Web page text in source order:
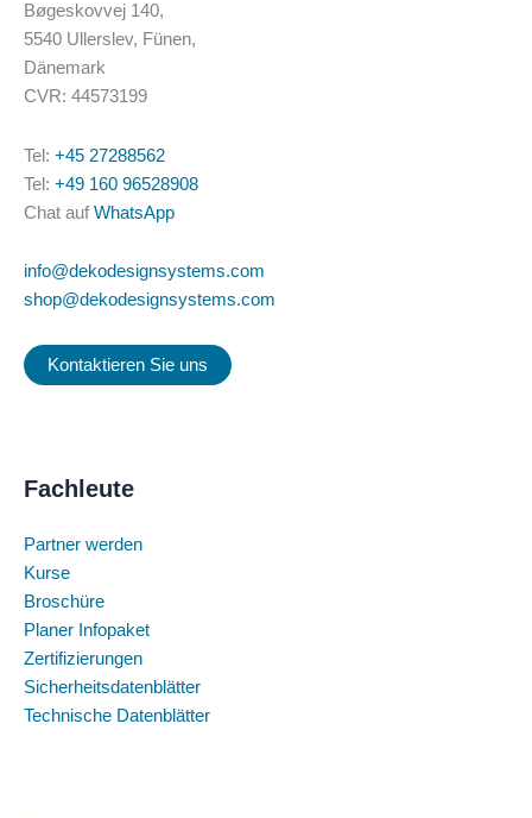
Bøgeskovvej 140,
5540 Ullerslev, Fünen,
Dänemark
CVR: 44573199
Tel: +45 27288562
Tel: +49 160 96528908
Chat auf WhatsApp
info@dekodesignsystems.com
shop@dekodesignsystems.com
Kontaktieren Sie uns
Fachleute
Partner werden
Kurse
Broschüre
Planer Infopaket
Zertifizierungen
Sicherheitsdatenblätter
Technische Datenblätter